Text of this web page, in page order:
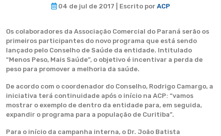
04 de jul de 2017 | Escrito por ACP
Os colaboradores da Associação Comercial do Paraná serão os
primeiros participantes do novo programa que está sendo
lançado pelo Conselho de Saúde da entidade. Intitulado
“Menos Peso, Mais Saúde”, o objetivo é incentivar a perda de
peso para promover a melhoria da saúde.
De acordo com o coordenador do Conselho, Rodrigo Camargo, a
iniciativa terá continuidade após o início na ACP: “vamos
mostrar o exemplo de dentro da entidade para, em seguida,
expandir o programa para a população de Curitiba”.
Para o início da campanha interna, o Dr. João Batista